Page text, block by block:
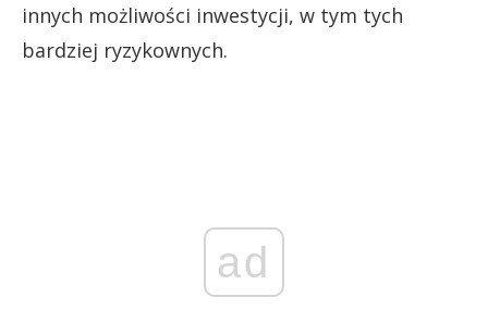
innych możliwości inwestycji, w tym tych
bardziej ryzykownych.
ad